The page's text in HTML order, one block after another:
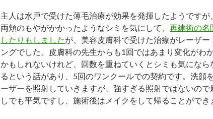
主人は水戸で受けた薄毛治療が効果を発揮したようですが
両頬のもやがかかったようなシミを気にして、 再建術の名
したりもしましたが、美容皮膚科で受けた治療がレーザー
ングでした。皮膚科の先生からも1回ではあまり変化がわ
かもしれないけれど、回数を重ねていくとシミも気になら
るという話があり、5回のワンクールでの契約です。洗顔
ーザーを照射していきますが、強すぎる照射ではないので
しでも平気ですし、施術後はメイクをして帰ることができ